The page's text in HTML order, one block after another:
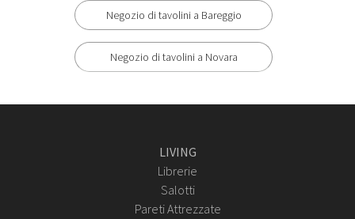
Negozio di tavolini a Bareggio
Negozio di tavolini a Novara
LIVING
Librerie
Salotti
Pareti Attrezzate